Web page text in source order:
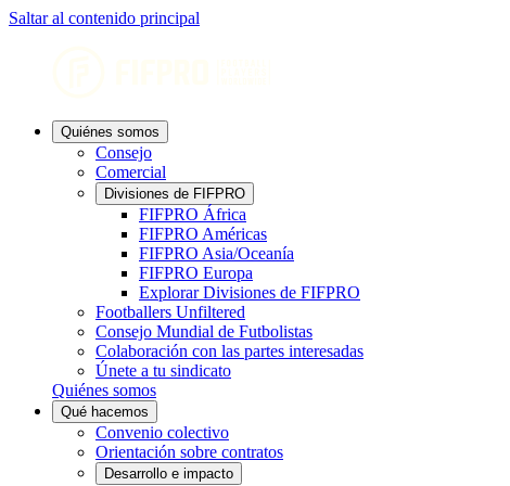
Saltar al contenido principal
Quiénes somos
Consejo
Comercial
Divisiones de FIFPRO
FIFPRO África
FIFPRO Américas
FIFPRO Asia/Oceanía
FIFPRO Europa
Explorar Divisiones de FIFPRO
Footballers Unfiltered
Consejo Mundial de Futbolistas
Colaboración con las partes interesadas
Únete a tu sindicato
Quiénes somos
Qué hacemos
Convenio colectivo
Orientación sobre contratos
Desarrollo e impacto